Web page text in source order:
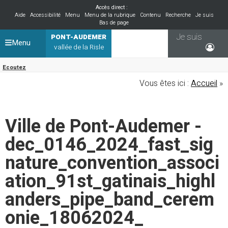
Accès direct :
Aide
Accessibilité Menu Menu de la rubrique Contenu Recherche
Je suis
Bas de page
PONT-AUDEMER
vallée de la Risle
Ecoutez
Je suis
Menu
Vous êtes ici : Accueil »
Ville de Pont-Audemer -
dec_0146_2024_fast_sig
nature_convention_associ
ation_91st_gatinais_highl
anders_pipe_band_cerem
onie_18062024_